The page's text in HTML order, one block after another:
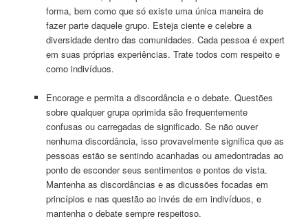
forma, bem como que só existe uma única maneira de
fazer parte daquele grupo. Esteja ciente e celebre a
diversidade dentro das comunidades. Cada pessoa é expert
em suas próprias experiências. Trate todos com respeito e
como indivíduos.
Encorage e permita a discordância e o debate. Questões
sobre qualquer grupa oprimida são frequentemente
confusas ou carregadas de significado. Se não ouver
nenhuma discordância, isso provavelmente significa que as
pessoas estão se sentindo acanhadas ou amedontradas ao
ponto de esconder seus sentimentos e pontos de vista.
Mantenha as discordâncias e as dicussões focadas em
princípios e nas questão ao invés de em indivíduos, e
mantenha o debate sempre respeitoso.